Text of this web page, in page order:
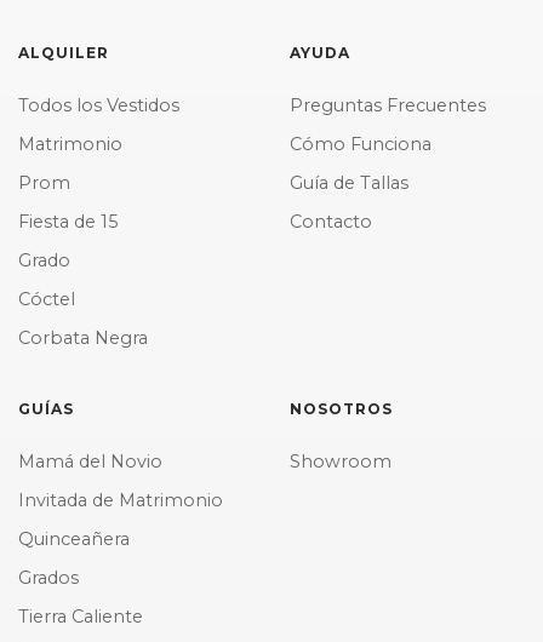
ALQUILER
Todos los Vestidos
Matrimonio
Prom
Fiesta de 15
Grado
Cóctel
Corbata Negra
AYUDA
Preguntas Frecuentes
Cómo Funciona
Guía de Tallas
Contacto
GUÍAS
Mamá del Novio
Invitada de Matrimonio
Quinceañera
Grados
Tierra Caliente
NOSOTROS
Showroom